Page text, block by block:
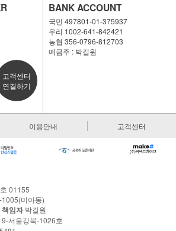
고객센터
연결하기
BANK ACCOUNT
국민 497801-01-375937
우리 1002-641-842421
농협 356-0796-812703
예금주 : 박길원
이용안내 고객센터
01155
미아동)
임자박길원
서울강북-1026호